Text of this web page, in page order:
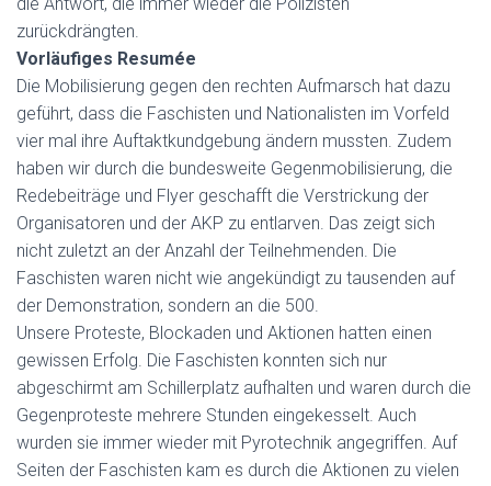
zurückdrängten.
Vorläufiges Resumée
Die Mobilisierung gegen den rechten Aufmarsch hat dazu
geführt, dass die Faschisten und Nationalisten im Vorfeld
vier mal ihre Auftaktkundgebung ändern mussten. Zudem
haben wir durch die bundesweite Gegenmobilisierung, die
Redebeiträge und Flyer geschafft die Verstrickung der
Organisatoren und der AKP zu entlarven. Das zeigt sich
nicht zuletzt an der Anzahl der Teilnehmenden. Die
Faschisten waren nicht wie angekündigt zu tausenden auf
der Demonstration, sondern an die 500.
Unsere Proteste, Blockaden und Aktionen hatten einen
gewissen Erfolg. Die Faschisten konnten sich nur
abgeschirmt am Schillerplatz aufhalten und waren durch die
Gegenproteste mehrere Stunden eingekesselt. Auch
wurden sie immer wieder mit Pyrotechnik angegriffen. Auf
Seiten der Faschisten kam es durch die Aktionen zu vielen